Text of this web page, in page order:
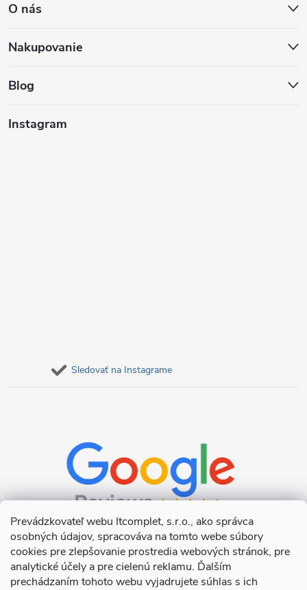
Prevádzkovateľ webu Itcomplet, s.r.o., ako správca
osobných údajov, spracováva na tomto webe súbory
cookies pre zlepšovanie prostredia webových stránok, pre
analytické účely a pre cielenú reklamu. Ďalším
prechádzaním tohoto webu vyjadrujete súhlas s ich
p
ä
O nás
Nakupovanie
Blog
Instagram
Sledovať na Instagrame